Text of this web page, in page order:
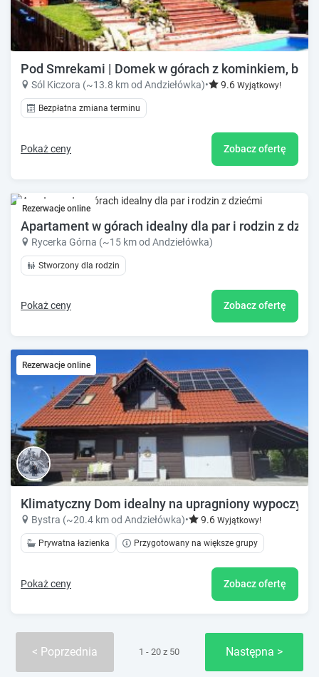
Pod Smrekami | Domek w górach z kominkiem,
Sól Kiczora (~13.8 km od Andziełówka)• 9.6 Wyjątkowy!
Bezpłatna zmiana terminu
Pokaż ceny Zobacz ofertę
Rezerwacje online
Apartament w górach idealny dla par i rodzin z
Rycerka Górna (~15 km od Andziełówka)
Stworzony dla rodzin
Pokaż ceny Zobacz ofertę
Rezerwacje online
Klimatyczny Dom idealny na upragniony
Bystra (~20.4 km od Andziełówka)• 9.6 Wyjątkowy!
Prywatna łazienka Przygotowany na większe grupy
Pokaż ceny Zobacz ofertę
Poprzednia 1 - 20 z 50 Następna